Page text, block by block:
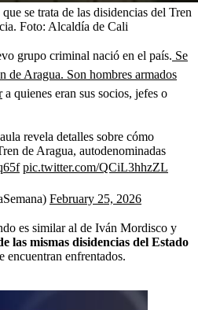
se trata de las disidencias del Tren
Foto: Alcaldía de Cali
grupo criminal nació en el país. Se
de Aragua. Son hombres armados
a quienes eran sus socios, jefes o
revela detalles sobre cómo
de Aragua, autodenominadas
pic.twitter.com/QCiL3hhzZL
February 25, 2026
es similar al de Iván Mordisco y
las mismas disidencias del Estado
encuentran enfrentados.